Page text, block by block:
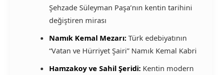
Şehzade Süleyman Paşa’nın kentin tarihini
değiştiren mirası
Namık Kemal Mezarı:Türk edebiyatının
“Vatan ve Hürriyet Şairi” Namık Kemal Kabri
Hamzakoy ve Sahil Şeridi:Kentin modern